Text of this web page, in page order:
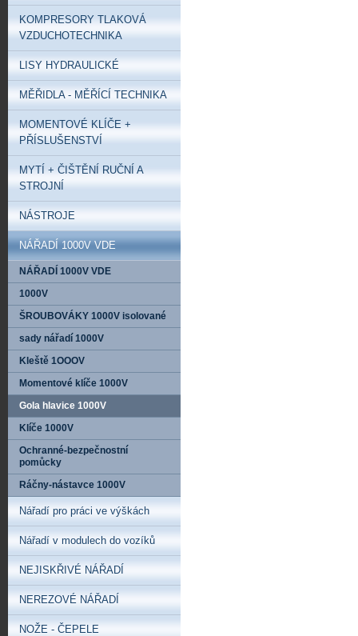
KOMPRESORY TLAKOVÁ
VZDUCHOTECHNIKA
LISY HYDRAULICKÉ
MĚŘIDLA - MĚŘÍCÍ TECHNIKA
MOMENTOVÉ KLÍČE +
PŘÍSLUŠENSTVÍ
MYTÍ + ČIŠTĚNÍ RUČNÍ A
STROJNÍ
NÁSTROJE
NÁŘADÍ 1000V VDE
NÁŘADÍ 1000V VDE
1000V
ŠROUBOVÁKY 1000V isolované
sady nářadí 1000V
Kleště 1OOOV
Momentové klíče 1000V
Gola hlavice 1000V
Klíče 1000V
Ochranné-bezpečnostní
pomůcky
Ráčny-nástavce 1000V
Nářadí pro práci ve výškách
Nářadí v modulech do vozíků
NEJISKŘIVÉ NÁŘADÍ
NEREZOVÉ NÁŘADÍ
NOŽE - ČEPELE